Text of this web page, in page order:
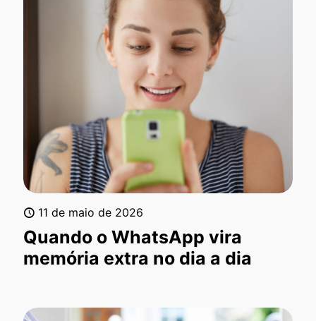
11 de maio de 2026
Quando o WhatsApp vira
memória extra no dia a dia